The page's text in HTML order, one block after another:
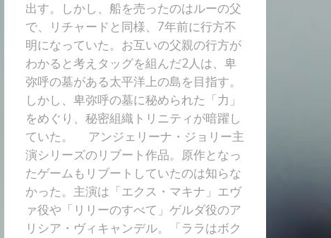
出す。しかし、船を売ったのはルーの父
で、リチャードと同様、7年前に行方不
明になっていた。お互いの父親の行方が
わかると考えタッグを組んだ2人は、卑
弥呼の墓がある太平洋上の島を目指す。
しかし、卑弥呼の墓に秘められた「力」
をめぐり、秘密組織トリニティが暗躍し
ていた。 アンジェリーナ・ジョリー主
演シリーズのリブート作品。原作となっ
たゲームもリブートしていたのは知らな
かった。主演は「エクス・マキナ」エヴ
ァ役や「リリーのすべて」ゲルダ役のア
リシア・ヴィキャンデル。「ララはボク